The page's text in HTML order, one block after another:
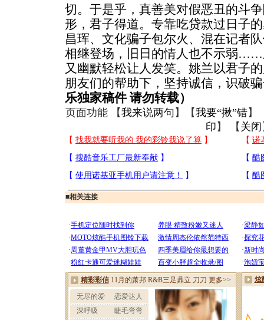
切。于是乎，真善美对假恶丑的斗
形，君子得道。专靠吃贷款过日子
昌珲、文化骗子包尔火、混在记者
相继登场，旧日的情人也不示弱……
又幽默轻松让人发笑。姚兰以君子
朋友们的帮助下，坚持诚信，识破
乐独家稿件 请勿转载）
页面功能 【我来说两句 】【我要“揪”错】
印 】 【 关闭
■相关连接